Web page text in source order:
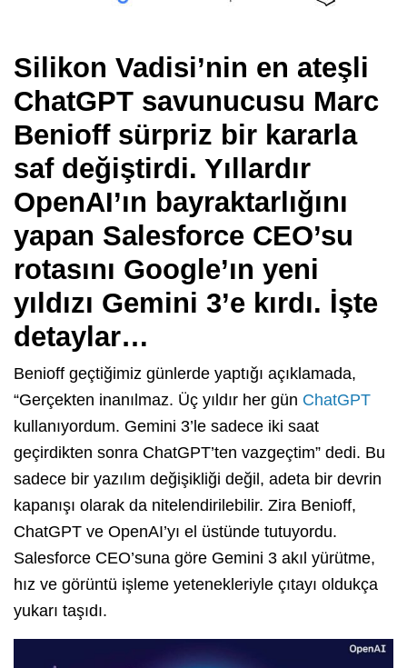
Silikon Vadisi’nin en ateşli
ChatGPT savunucusu Marc
Benioff sürpriz bir kararla
saf değiştirdi. Yıllardır
OpenAI’ın bayraktarlığını
yapan Salesforce CEO’su
rotasını Google’ın yeni
yıldızı Gemini 3’e kırdı. İşte
detaylar…
Benioff geçtiğimiz günlerde yaptığı açıklamada,
“Gerçekten inanılmaz. Üç yıldır her gün ChatGPT
kullanıyordum. Gemini 3’le sadece iki saat
geçirdikten sonra ChatGPT’ten vazgeçtim” dedi. Bu
sadece bir yazılım değişikliği değil, adeta bir devrin
kapanışı olarak da nitelendirilebilir. Zira Benioff,
ChatGPT ve OpenAI’yı el üstünde tutuyordu.
Salesforce CEO’suna göre Gemini 3 akıl yürütme,
hız ve görüntü işleme yetenekleriyle çıtayı oldukça
yukarı taşıdı.